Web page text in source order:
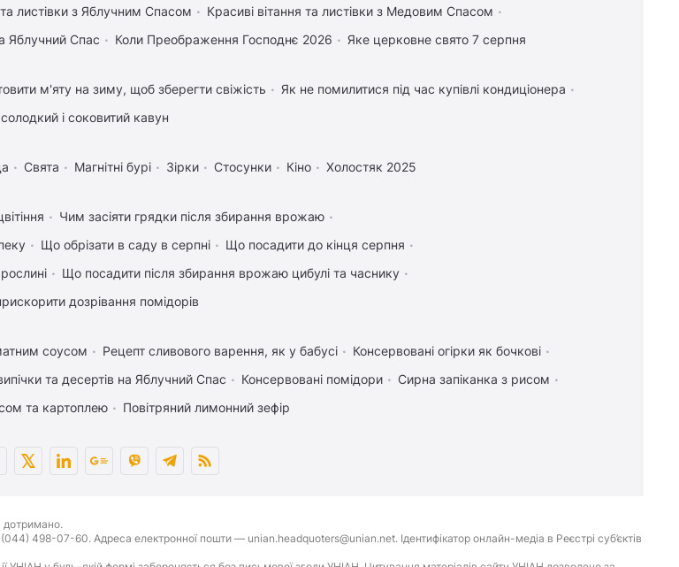
та листівки з Яблучним Спасом
Красиві вітання та листівки з Медовим Спасом
Яблучний Спас Коли Преображення Господнє 2026 Яке церковне свято 7 серпня
м'яту на зиму, щоб зберегти свіжість
Як не помилитися під час купівлі кондиціонера
і соковитий кавун
Свята Магнітні бурі Зірки Стосунки Кіно Холостяк 2025
Чим засіяти грядки після збирання врожаю
Що обрізати в саду в серпні
Що посадити до кінця серпня
Що посадити після збирання врожаю цибулі та часнику
дозрівання помідорів
соусом Рецепт сливового варення, як у бабусі
Консервовані огірки як бочкові
та десертів на Яблучний Спас Консервовані помідори
Сирна запіканка з рисом
та картоплею Повітряний лимонний зефір
дотримано.
498-07-60. Адреса електронної пошти — unian.headquoters@unian.net. Ідентифікатор онлайн-медіа в Реєстрі суб’єктів